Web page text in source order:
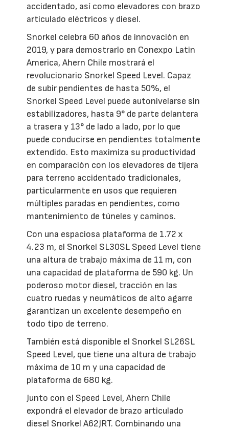
accidentado, así como elevadores con brazo
articulado eléctricos y diesel.
Snorkel celebra 60 años de innovación en
2019, y para demostrarlo en Conexpo Latin
America, Ahern Chile mostrará el
revolucionario Snorkel Speed Level. Capaz
de subir pendientes de hasta 50%, el
Snorkel Speed Level puede autonivelarse sin
estabilizadores, hasta 9° de parte delantera
a trasera y 13° de lado a lado, por lo que
puede conducirse en pendientes totalmente
extendido. Esto maximiza su productividad
en comparación con los elevadores de tijera
para terreno accidentado tradicionales,
particularmente en usos que requieren
múltiples paradas en pendientes, como
mantenimiento de túneles y caminos.
Con una espaciosa plataforma de 1.72 x
4.23 m, el Snorkel SL30SL Speed Level tiene
una altura de trabajo máxima de 11 m, con
una capacidad de plataforma de 590 kg. Un
poderoso motor diesel, tracción en las
cuatro ruedas y neumáticos de alto agarre
garantizan un excelente desempeño en
todo tipo de terreno.
También está disponible el Snorkel SL26SL
Speed Level, que tiene una altura de trabajo
máxima de 10 m y una capacidad de
plataforma de 680 kg.
Junto con el Speed Level, Ahern Chile
expondrá el elevador de brazo articulado
diesel Snorkel A62JRT. Combinando una